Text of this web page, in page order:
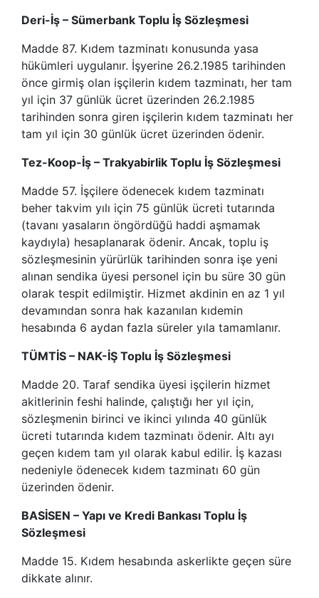
Deri-İş – Sümerbank Toplu İş Sözleşmesi
Madde 87. Kıdem tazminatı konusunda yasa
hükümleri uygulanır. İşyerine 26.2.1985 tarihinden
önce girmiş olan işçilerin kıdem tazminatı, her tam
yıl için 37 günlük ücret üzerinden 26.2.1985
tarihinden sonra giren işçilerin kıdem tazminatı her
tam yıl için 30 günlük ücret üzerinden ödenir.
Tez-Koop-İş – Trakyabirlik Toplu İş Sözleşmesi
Madde 57. İşçilere ödenecek kıdem tazminatı
beher takvim yılı için 75 günlük ücreti tutarında
(tavanı yasaların öngördüğü haddi aşmamak
kaydıyla) hesaplanarak ödenir. Ancak, toplu iş
sözleşmesinin yürürlük tarihinden sonra işe yeni
alınan sendika üyesi personel için bu süre 30 gün
olarak tespit edilmiştir. Hizmet akdinin en az 1 yıl
devamından sonra hak kazanılan kıdemin
hesabında 6 aydan fazla süreler yıla tamamlanır.
TÜMTİS – NAK-İŞ Toplu İş Sözleşmesi
Madde 20. Taraf sendika üyesi işçilerin hizmet
akitlerinin feshi halinde, çalıştığı her yıl için,
sözleşmenin birinci ve ikinci yılında 40 günlük
ücreti tutarında kıdem tazminatı ödenir. Altı ayı
geçen kıdem tam yıl olarak kabul edilir. İş kazası
nedeniyle ödenecek kıdem tazminatı 60 gün
üzerinden ödenir.
BASİSEN – Yapı ve Kredi Bankası Toplu İş
Sözleşmesi
Madde 15. Kıdem hesabında askerlikte geçen süre
dikkate alınır.